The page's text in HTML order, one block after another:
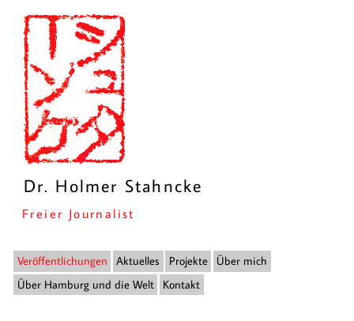
Dr. Holmer Stahncke
Freier Journalist
Veröffentlichungen Aktuelles Projekte
Über mich
Über Hamburg und die Welt
Kontakt